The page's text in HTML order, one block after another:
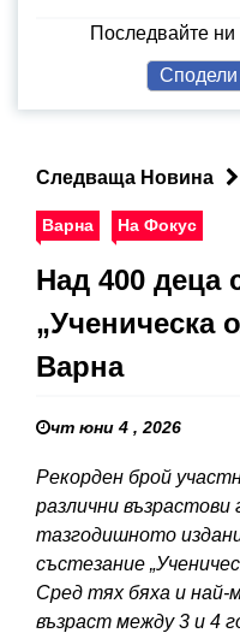
Последвайте ни
Сподели
Следваща Новина
Варна На Фокус
Над 400 деца
„Ученическа
Варна
чт юни 4 , 2026
Рекорден брой
различни възрастови
тазгодишното
състезание
Сред тях бяха и най-
възраст между 3 и 4